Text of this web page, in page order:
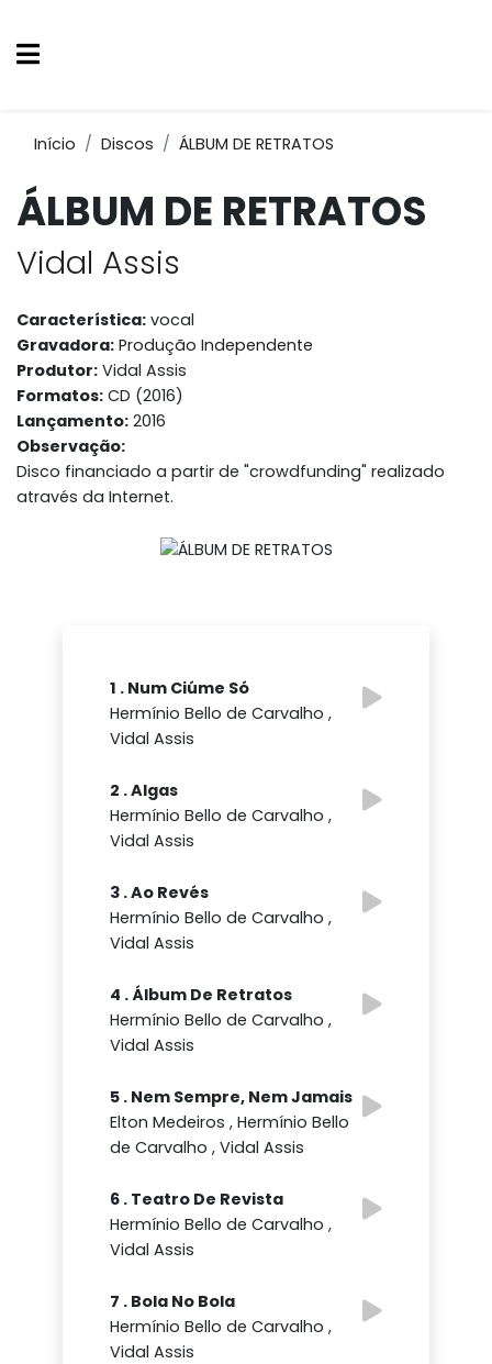
Início Discos ÁLBUM DE RETRATOS
ÁLBUM DE RETRATOS
Vidal Assis
Característica: vocal
Gravadora: Produção Independente
Produtor: Vidal Assis
Formatos: CD (2016)
Lançamento: 2016
Observação:
Disco financiado a partir de "crowdfunding" realizado
através da Internet.
1 . Num Ciúme Só
Hermínio Bello de Carvalho ,
Vidal Assis
2 . Algas
Hermínio Bello de Carvalho ,
Vidal Assis
3 . Ao Revés
Hermínio Bello de Carvalho ,
Vidal Assis
4 . Álbum De Retratos
Hermínio Bello de Carvalho ,
Vidal Assis
5 . Nem Sempre, Nem Jamais
Elton Medeiros , Hermínio Bello
de Carvalho , Vidal Assis
6 . Teatro De Revista
Hermínio Bello de Carvalho ,
Vidal Assis
7 . Bola No Bola
Hermínio Bello de Carvalho ,
Vidal Assis